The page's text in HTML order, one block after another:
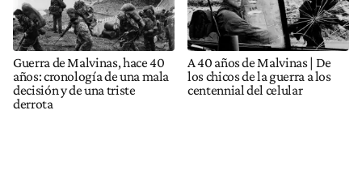
Guerra de Malvinas, hace 40
años: cronología de una mala
decisión y de una triste
derrota
A 40 años de Malvinas | De
los chicos de la guerra a los
centennial del celular